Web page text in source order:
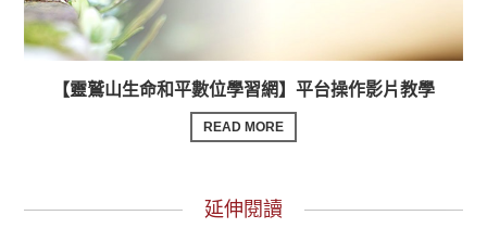
【靈鷲山生命和平數位學習網】平台操作影片教學
READ MORE
延伸閱讀